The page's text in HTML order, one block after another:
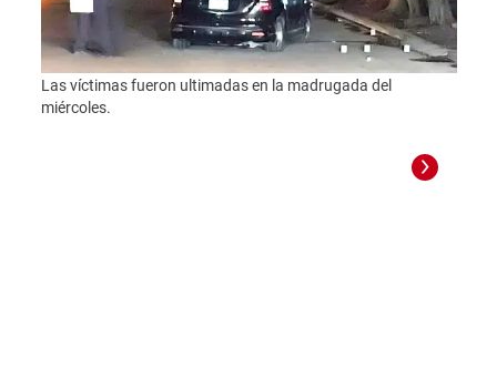
Las víctimas fueron ultimadas en la madrugada del
miércoles.